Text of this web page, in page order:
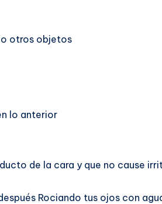
otros objetos
lo anterior
de la cara y que no cause
Rociando tus ojos con